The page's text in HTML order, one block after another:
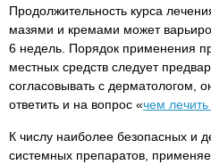
Продолжительность курса
мазями и кремами может
6 недель. Порядок применения
местных средств следует
согласовывать с дерматологом,
ответить и на вопрос «чем лечить
К числу наиболее безопасных и
системных препаратов,